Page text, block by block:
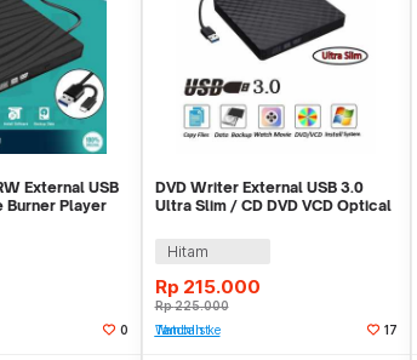
External USB
Burner Player
0
DVD Writer External USB 3.0
Ultra Slim / CD DVD VCD Optical
Hitam
Rp 215.000
Rp225.000
Tambah ke Watchlist
17